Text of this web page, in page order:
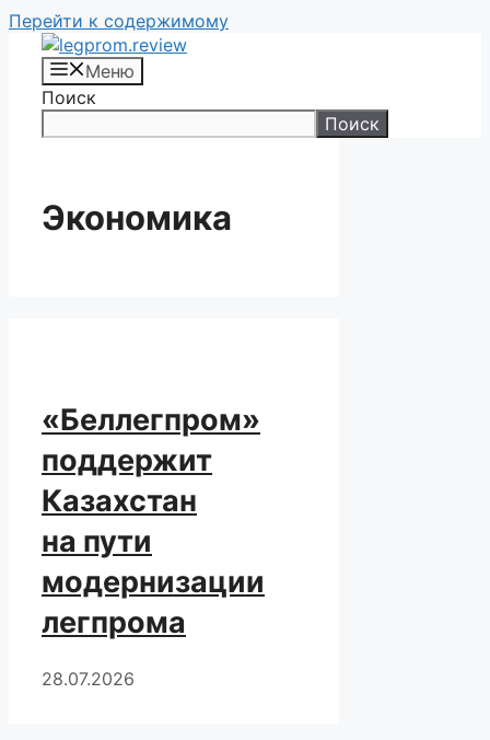
Перейти к содержимому
Меню
Поиск
Поиск
Экономика
«Беллегпром»
поддержит
Казахстан
на пути
модернизации
легпрома
28.07.2026